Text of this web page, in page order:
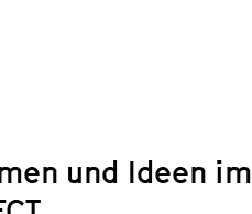
und Ideen im